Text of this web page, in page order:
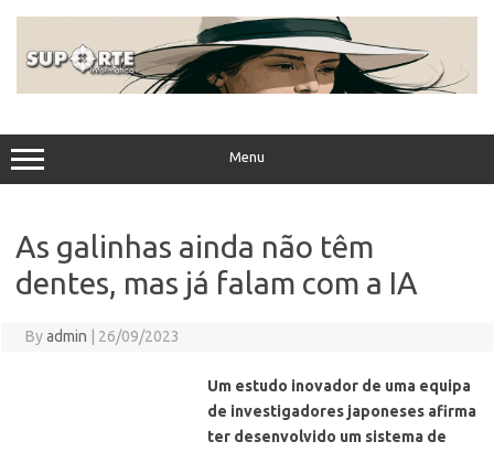
Menu
As galinhas ainda não têm
dentes, mas já falam com a IA
Byadmin 26/09/2023
Um estudo inovador de uma equipa
de investigadores japoneses afirma
ter desenvolvido um sistema de